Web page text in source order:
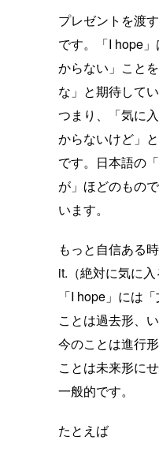
プレゼントを渡
です。「I hope
からない」こと
な」と期待して
つまり、「気に
からないけど」
です。日本語の
が」ほどのもの
います。
もっと自信ある
it.（絶対に気に入
「I hope」には
ことは過去形、
今のことは進行
ことは未来形に
一般的です。
たとえば